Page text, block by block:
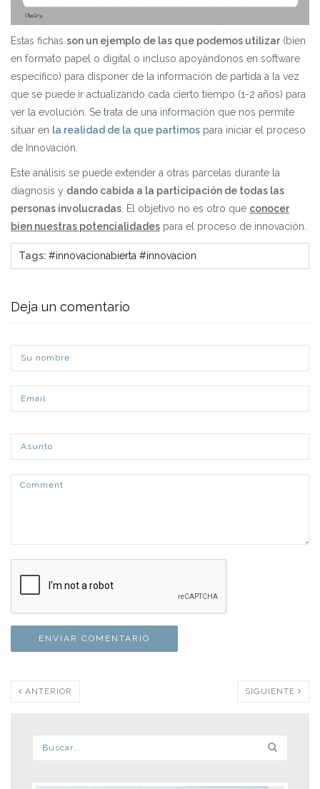
Estas fichas son un ejemplo de las que podemos utilizar(bien
en formato papel o digital o incluso apoyándonos en software
específico) para disponer de la información de partida a la vez
que se puede ir actualizando cada cierto tiempo (1-2 años) para
ver la evolución. Se trata de una información que nos permite
situar en la realidad de la que partimos para iniciar el proceso
de Innovación.
Este análisis se puede extender a otras parcelas durante la
diagnosis y dando cabida a la participación de todas las
personas involucradas . El objetivo no es otro que conocer
bien nuestras potencialidades para el proceso de innovación.
Tags: #innovacionabierta #innovacion
Deja un comentario
ANTERIOR SIGUIENTE
Formulario de búsqueda